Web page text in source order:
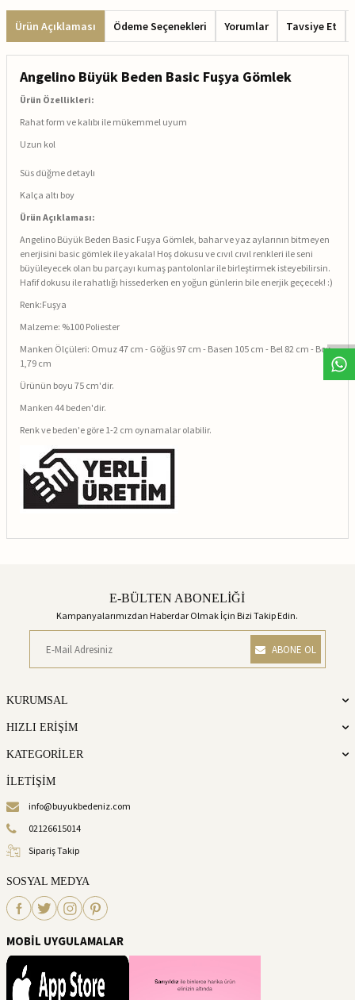
Ürün Açıklaması Ödeme Seçenekleri Yorumlar Tavsiye Et
Angelino Büyük Beden Basic Fuşya Gömlek
Ürün Özellikleri:
Rahat form ve kalıbı ile mükemmel uyum
Uzun kol
Süs düğme detaylı
Kalça altı boy
Ürün Açıklaması:
Angelino Büyük Beden Basic Fuşya Gömlek, bahar ve yaz aylarının bitmeyen
enerjisini basic gömlek ile yakala! Hoş dokusu ve cıvıl cıvıl renkleri ile seni
büyüleyecek olan bu parçayı kumaş pantolonlar ile birleştirmek isteyebilirsin.
Hafif dokusu ile rahatlığı hissederken en yoğun günlerin bile enerjik geçecek! :)
Renk:Fuşya
Malzeme: %100 Poliester
Manken Ölçüleri: Omuz 47 cm - Göğüs 97 cm - Basen 105 cm - Bel 82 cm - Boy
1,79 cm
Ürünün boyu 75 cm'dir.
Manken 44 beden'dir.
Renk ve beden'e göre 1-2 cm oynamalar olabilir.
E-BÜLTEN ABONELİĞİ
Kampanyalarımızdan Haberdar Olmak İçin Bizi Takip Edin.
ABONE OL
KURUMSAL
HIZLI ERİŞİM
KATEGORİLER
İLETİŞİM
info@buyukbedeniz.com
02126615014
Sipariş Takip
SOSYAL MEDYA
MOBİL UYGULAMALAR